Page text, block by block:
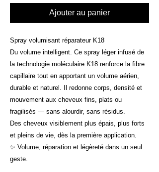
Ajouter au panier
Spray volumisant réparateur K18
Du volume intelligent. Ce spray léger infusé de
la technologie moléculaire K18 renforce la fibre
capillaire tout en apportant un volume aérien,
durable et naturel. Il redonne corps, densité et
mouvement aux cheveux fins, plats ou
fragilisés — sans alourdir, sans résidus.
Des cheveux visiblement plus épais, plus forts
et pleins de vie, dès la première application.
✨ Volume, réparation et légèreté dans un seul
geste.